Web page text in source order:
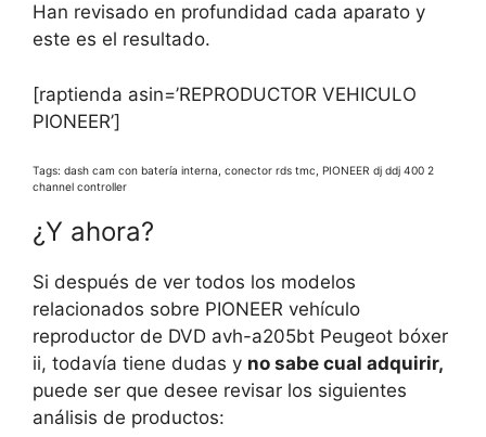
Han revisado en profundidad cada aparato y
este es el resultado.
[raptienda asin=’REPRODUCTOR VEHICULO
PIONEER’]
Tags: dash cam con batería interna, conector rds tmc, PIONEER dj ddj 400 2
channel controller
¿Y ahora?
Si después de ver todos los modelos
relacionados sobre PIONEER vehículo
reproductor de DVD avh-a205bt Peugeot bóxer
ii, todavía tiene dudas y no sabe cual adquirir,
puede ser que desee revisar los siguientes
análisis de productos: